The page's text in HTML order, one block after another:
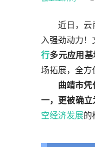
近日，云
入强劲动力！
行多元应用基
场拓展，全方
曲靖市
一，更被确立
空经济发展的